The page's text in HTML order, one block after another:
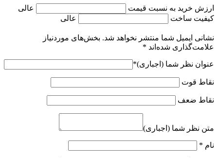
ارزش خرید به نسبت قیمت
عالی
کیفیت ساخت
عالی
نشانی ایمیل شما منتشر نخواهد شد. بخش‌های موردنیاز
علامت‌گذاری شده‌اند *
عنوان نظر شما (اجباری)*
نقاط قوت
نقاط ضعف
متن نظر شما (اجباری)
نام *